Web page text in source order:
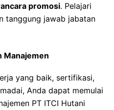
promosi. Pelajari
tanggung jawab jabatan
Manajemen
yang baik, sertifikasi,
Anda dapat memulai
PT ITCI Hutani